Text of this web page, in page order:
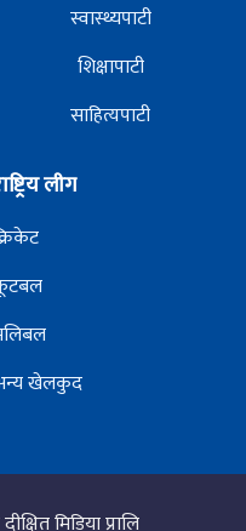
स्वास्थ्यपाटी
शिक्षापाटी
साहित्यपाटी
लीग
खेलकुद
मिडिया प्रालि